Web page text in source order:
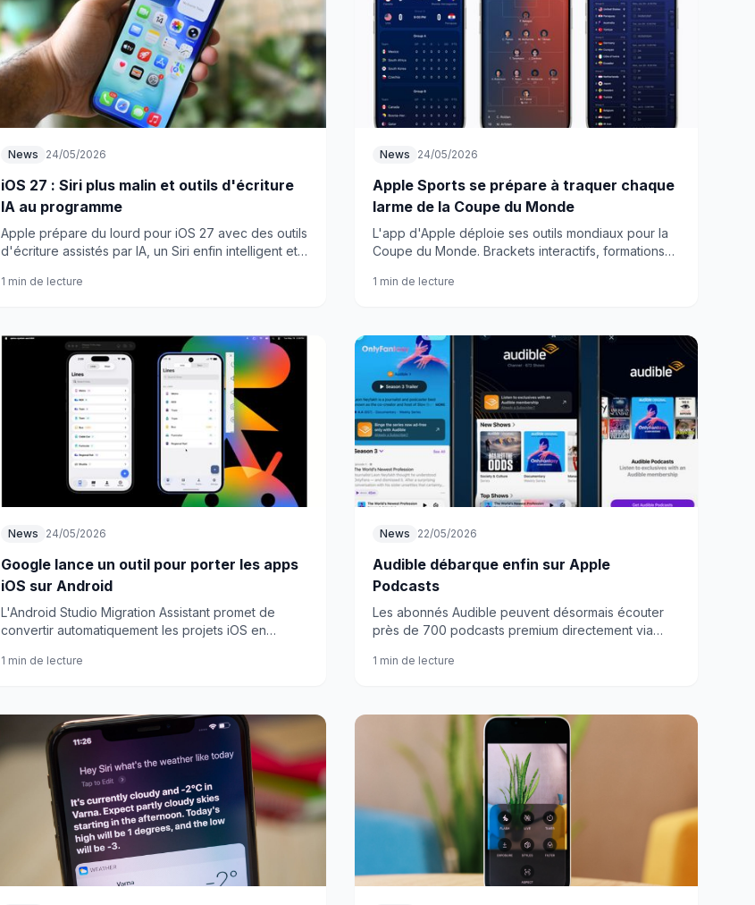
News 24/05/2026
iOS 27 : Siri plus malin et outils d'écriture
IA au programme
Apple prépare du lourd pour iOS 27 avec des outils
d'écriture assistés par IA, un Siri enfin intelligent et
automatiquement.
1 min de lecture
News 24/05/2026
Apple Sports se prépare à traquer chaque
larme de la Coupe du Monde
L'app d'Apple déploie ses outils mondiaux pour la
Coupe du Monde. Brackets interactifs, formations
programme.
1 min de lecture
News 24/05/2026
Google lance un outil pour porter les apps
iOS sur Android
L'Android Studio Migration Assistant promet de
convertir automatiquement les projets iOS en
interminable ?
1 min de lecture
News 22/05/2026
Audible débarque enfin sur Apple
Podcasts
Les abonnés Audible peuvent désormais écouter
près de 700 podcasts premium directement via
donne pour les fans d'audio.
1 min de lecture